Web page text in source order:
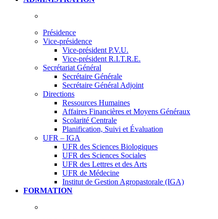
Présidence
Vice-présidence
Vice-président P.V.U.
Vice-président R.I.T.R.E.
Secrétariat Général
Secrétaire Générale
Secrétaire Général Adjoint
Directions
Ressources Humaines
Affaires Financières et Moyens Généraux
Scolarité Centrale
Planification, Suivi et Évaluation
UFR – IGA
UFR des Sciences Biologiques
UFR des Sciences Sociales
UFR des Lettres et des Arts
UFR de Médecine
Institut de Gestion Agropastorale (IGA)
FORMATION